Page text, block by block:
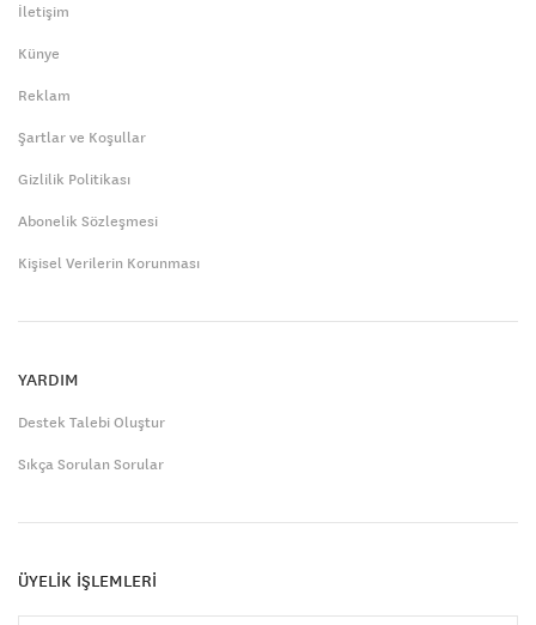
İletişim
Künye
Reklam
Şartlar ve Koşullar
Gizlilik Politikası
Abonelik Sözleşmesi
Kişisel Verilerin Korunması
YARDIM
Destek Talebi Oluştur
Sıkça Sorulan Sorular
ÜYELİK İŞLEMLERİ